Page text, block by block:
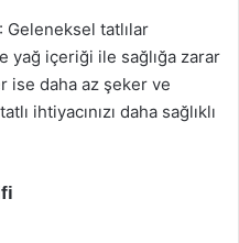
: Geleneksel tatlılar
yağ içeriği ile sağlığa zarar
ise daha az şeker ve
ihtiyacınızı daha sağlıklı